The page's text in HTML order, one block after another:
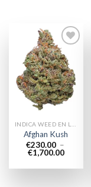
Add to
wishlist
Afghan Kush
€230.00 –
€1,700.00Plage
prix :